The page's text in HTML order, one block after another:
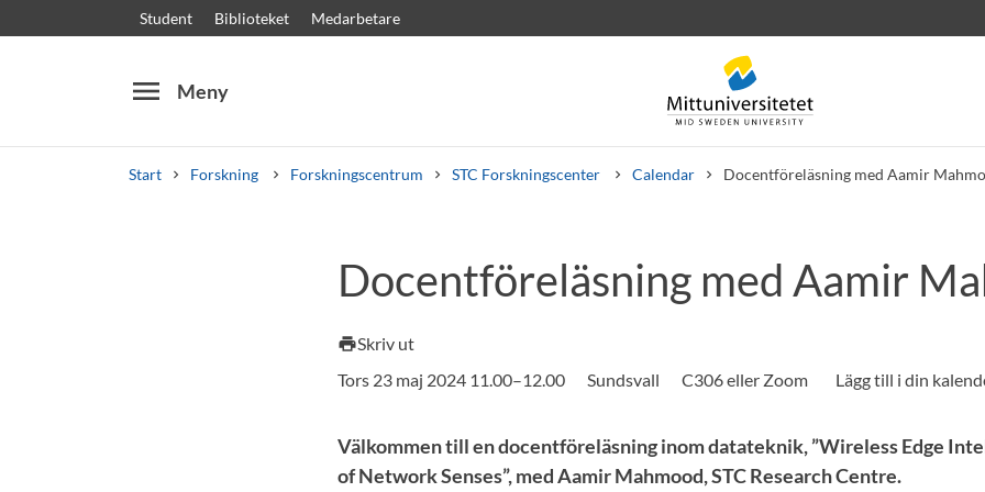
Student Biblioteket Medarbetare
menu Meny
Start Forskning Forskningscentrum STC Forskningscenter Calendar Docentföreläsning med Aamir
Kursplaner Välkomstbrev PersonalLediga jobb
Docentföreläsning med Aamir
printSkriv ut
Tors 23 maj 2024 11.00–12.00
Sundsvall C306 eller Zoom
Välkommen till en docentföreläsning inom datateknik, ”Wireless Edge
of Network Senses”, med Aamir Mahmood, STC Research Centre.